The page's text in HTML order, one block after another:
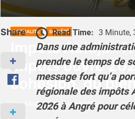
ACTUALITÉ SOCIÉTÉ
Impôts Abidjan
impôts ouvre
cohésion, du
Josué Koffi 15 Janvier 2026
Share Read Time: 3 Minute,
Dans une
prendre le temps de
message fort qu’a
régionale des impôts
2026 à Angré pour